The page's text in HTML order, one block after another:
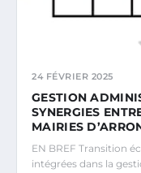
24 FÉVRIER 2025
GESTION
SYNERGIES
MAIRIES
EN BREF Transition
intégrées dans la